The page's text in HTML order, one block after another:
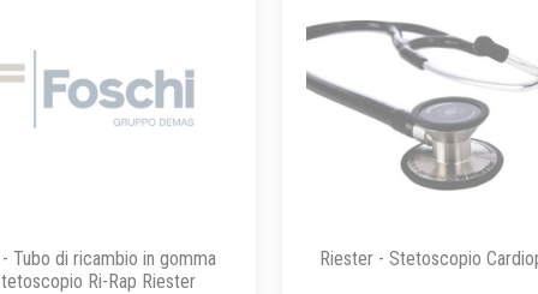
Tubo di ricambio in gomma
Ri-Rap Riester
Riester - Stetoscopio